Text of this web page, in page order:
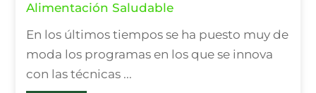
Alimentación Saludable
En los últimos tiempos se ha puesto muy de
moda los programas en los que se innova
con las técnicas ...